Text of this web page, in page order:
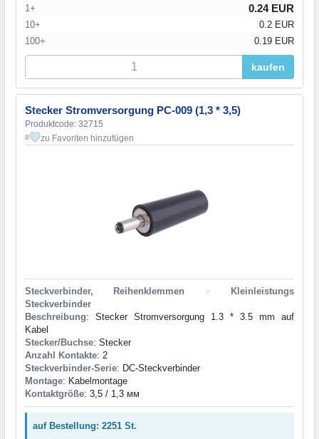
1+ 0.24 EUR
10+
0.2 EUR
100+
0.19 EUR
kaufen
Stecker Stromversorgung PC-009 (1,3 * 3,5)
Produktcode: 32715
8 zu Favoriten hinzufügen
Steckverbinder, Reihenklemmen >
Kleinleistungs
Steckverbinder
Beschreibung: Stecker Stromversorgung 1.3 * 3.5 mm auf
Kabel
Stecker/Buchse: Stecker
Anzahl Kontakte: 2
Steckverbinder-Serie: DC-Steckverbinder
Montage: Kabelmontage
Kontaktgröße: 3,5 / 1,3 мм
auf Bestellung: 2251 St.